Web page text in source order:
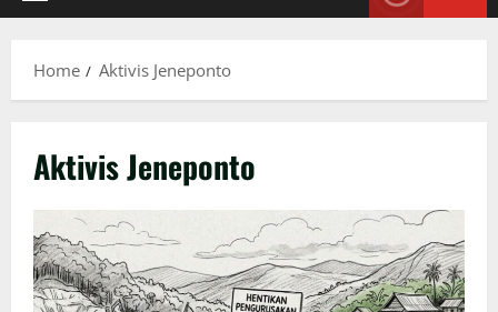
Home Aktivis Jeneponto
Aktivis Jeneponto